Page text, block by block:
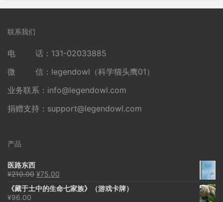
联系我们
电 话：131-02033885
微 信：legendowl（科学猫头鹰01）
业务联系： info@legendowl.com
捐赠支持： support@legendowl.com
产品
医路东西
¥210.00 原
为：
¥75.00
价
《藏于土中的生命七家族》（游戏卡牌）
¥96.00